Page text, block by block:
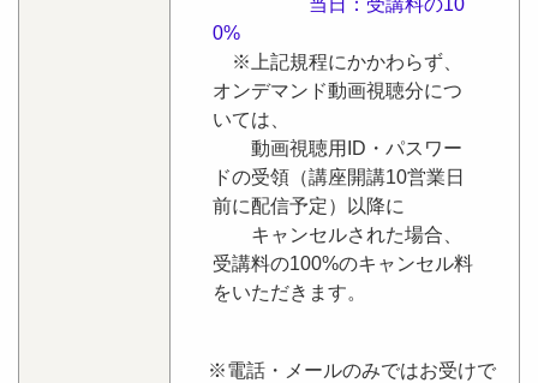
当日：受講料の10
0%
※上記規程にかかわらず、
オンデマンド動画視聴分につ
いては、
動画視聴用ID・パスワー
ドの受領（講座開講10営業日
前に配信予定）以降に
キャンセルされた場合、
受講料の100%のキャンセル料
をいただきます。
※電話・メールのみではお受けで